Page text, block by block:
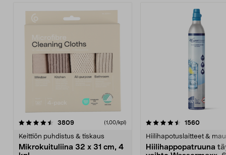
3809arvostelut (1,00/kpl)
Keittiön puhdistus & tiskaus
Mikrokuituliina 32 x 31 cm, 4
4.5viidestä
1560
Hiilihapotuslaitteet &
Hiilihappopatruuna
4.5viidestä